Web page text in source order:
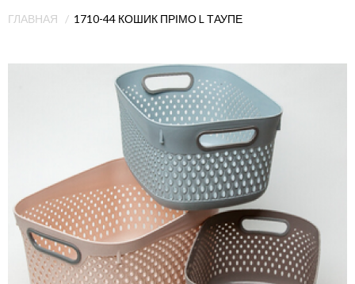
ГЛАВНАЯ 1710-44 КОШИК ПРІМО L ТАУПЕ